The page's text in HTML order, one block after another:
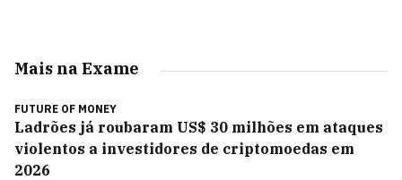
Mais na Exame
FUTURE OF MONEY
Ladrões já roubaram US$ 30 milhões em ataques
violentos a investidores de criptomoedas em
2026